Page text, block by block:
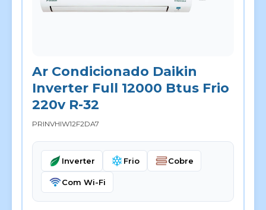
Ar Condicionado Daikin
Inverter Full 12000 Btus Frio
220v R-32
PRINVHIW12F2DA7
Inverter Frio Cobre
Com Wi-Fi